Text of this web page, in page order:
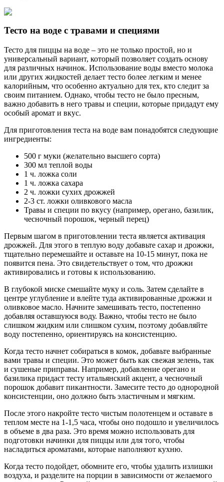
Тесто на воде с травами и специями
Тесто для пиццы на воде – это не только простой, но и
универсальный вариант, который позволяет создать основу
для различных начинок. Использование воды вместо молока
или других жидкостей делает тесто более легким и менее
калорийным, что особенно актуально для тех, кто следит за
своим питанием. Однако, чтобы тесто не было пресным,
важно добавить в него травы и специи, которые придадут ему
особый аромат и вкус.
Для приготовления теста на воде вам понадобятся следующие
ингредиенты:
500 г муки (желательно высшего сорта)
300 мл теплой воды
1 ч. ложка соли
1 ч. ложка сахара
2 ч. ложки сухих дрожжей
2-3 ст. ложки оливкового масла
Травы и специи по вкусу (например, орегано, базилик,
чесночный порошок, черный перец)
Первым шагом в приготовлении теста является активация
дрожжей. Для этого в теплую воду добавьте сахар и дрожжи,
тщательно перемешайте и оставьте на 10-15 минут, пока не
появится пена. Это свидетельствует о том, что дрожжи
активировались и готовы к использованию.
В глубокой миске смешайте муку и соль. Затем сделайте в
центре углубление и влейте туда активированные дрожжи и
оливковое масло. Начните замешивать тесто, постепенно
добавляя оставшуюся воду. Важно, чтобы тесто не было
слишком жидким или слишком сухим, поэтому добавляйте
воду постепенно, ориентируясь на консистенцию.
Когда тесто начнет собираться в комок, добавьте выбранные
вами травы и специи. Это может быть как свежая зелень, так
и сушеные приправы. Например, добавление орегано и
базилика придаст тесту итальянский акцент, а чесночный
порошок добавит пикантности. Замесите тесто до однородной
консистенции, оно должно быть эластичным и мягким.
После этого накройте тесто чистым полотенцем и оставьте в
теплом месте на 1-1,5 часа, чтобы оно подошло и увеличилось
в объеме в два раза. Это время можно использовать для
подготовки начинки для пиццы или для того, чтобы
насладиться ароматами, которые наполняют кухню.
Когда тесто подойдет, обомните его, чтобы удалить излишки
воздуха, и разделите на порции в зависимости от желаемого